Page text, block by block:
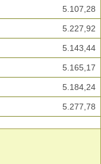
5.107,28
5.227,92
5.143,44
5.165,17
5.184,24
5.277,78